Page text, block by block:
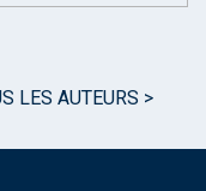
LES AUTEURS >